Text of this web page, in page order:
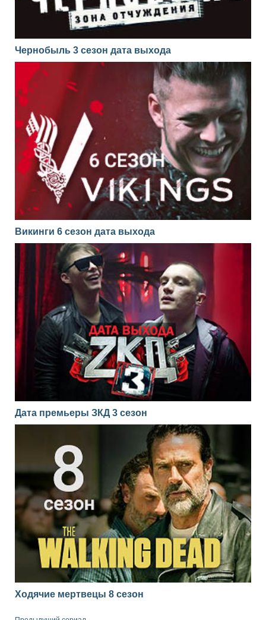
Чернобыль 3 сезон дата выхода
Викинги 6 сезон дата выхода
Дата премьеры ЗКД 3 сезон
Ходячие мертвецы 8 сезон